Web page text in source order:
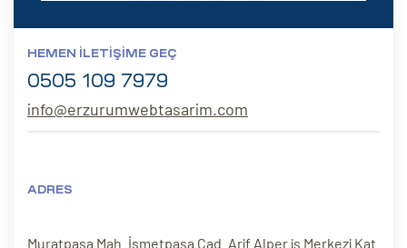
HEMEN İLETIŞIME GEÇ
0505 109 7979
info@erzurumwebtasarim.com
ADRES
Muratpaşa Mah. İsmetpaşa Cad. Arif Alper iş Merkezi Kat